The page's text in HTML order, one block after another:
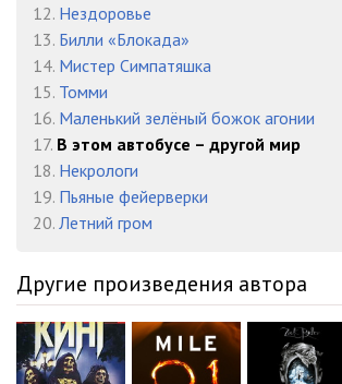
12. Нездоровье
13. Билли «Блокада»
14. Мистер Симпатяшка
15. Томми
16. Маленький зелёный божок агонии
17. В этом автобусе – другой мир
18. Некрологи
19. Пьяные фейерверки
20. Летний гром
Другие произведения автора